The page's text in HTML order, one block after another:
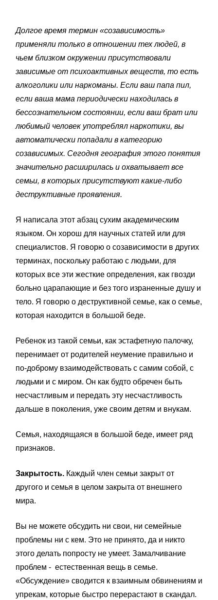
Долгое время термин «созависимость»
применяли только в отношении тех людей, в
чьем близком окружении присутствовали
зависимые от психоактивных веществ, то есть
алкоголики или наркоманы. Если ваш папа пил,
если ваша мама периодически находилась в
бессознательном состоянии, если ваш брат или
любимый человек употреблял наркотики, вы
автоматически попадали в категорию
созависимых. Сегодня география этого понятия
значительно расширилась и охватывает все
семьи, в которых присутствуют какие-либо
деструктивные проявления.
Я написала этот абзац сухим академическим
языком. Он хорош для научных статей или для
специалистов. Я говорю о созависимости в других
терминах, поскольку работаю с людьми, для
которых все эти жесткие определения, как гвозди
больно царапающие и без того израненные душу и
тело. Я говорю о деструктивной семье, как о семье,
которая находится в большой беде.
Ребенок из такой семьи, как эстафетную палочку,
перенимает от родителей неумение правильно и
по-доброму взаимодействовать с самим собой, с
людьми и с миром. Он как будто обречен быть
несчастливым и передать эту несчастливость
дальше в поколения, уже своим детям и внукам.
Семья, находящаяся в большой беде, имеет ряд
признаков.
Закрытость. Каждый член семьи закрыт от
другого и семья в целом закрыта от внешнего
мира.
Вы не можете обсудить ни свои, ни семейные
проблемы ни с кем. Это не принято, да и никто
этого делать попросту не умеет. Замалчивание
проблем - естественная вещь в семье.
«Обсуждение» сводится к взаимным обвинениям и
упрекам, которые быстро перерастают в скандал.